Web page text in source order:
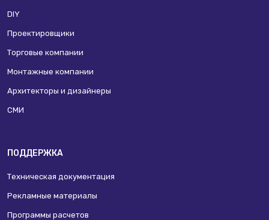
DIY
Проектировщики
Торговые компании
Монтажные компании
Архитекторы и дизайнеры
СМИ
ПОДДЕРЖКА
Техническая документация
Рекламные материалы
Программы расчетов